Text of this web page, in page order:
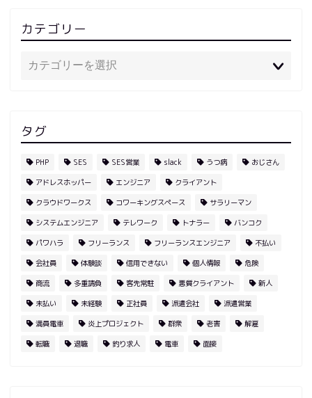
カテゴリー
タグ
PHP SES SES営業 slack うつ病 おじさん
アドレスホッパー エンジニア クライアント
クラウドワークス コワーキングスペース サラリーマン
システムエンジニア テレワーク トナラー バンコク
パワハラ フリーランス フリーランスエンジニア 不払い
会社員 体験談 信用できない 個人情報 危険
商流 多重請負 客先常駐 悪質クライアント 新人
未払い 未経験 正社員 派遣会社 派遣営業
満員電車 炎上プロジェクト 群衆 老害 解雇
転職 退職 釣り求人 電車 面接